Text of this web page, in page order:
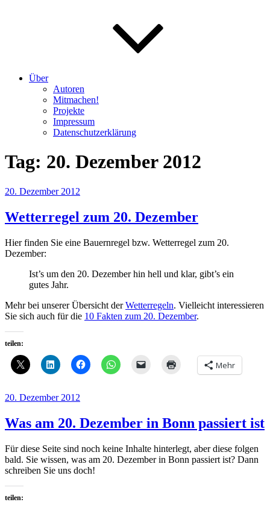
Über
Autoren
Mitmachen!
Projekte
Impressum
Datenschutzerklärung
Tag: 20. Dezember 2012
Veröffentlicht
20. Dezember 2012
Wetterregel zum 20. Dezember
Hier finden Sie eine Bauernregel bzw. Wetterregel zum 20.
Dezember:
Ist’s um den 20. Dezember hin hell und klar, gibt’s ein
gutes Jahr.
Mehr bei unserer Übersicht derWetterregeln. Vielleicht interessieren
Sie sich auch für die 10 Fakten zum 20. Dezember.
teilen:
Mehr
Veröffentlicht
20. Dezember 2012
Was am 20. Dezember in Bonn passiert ist
Für diese Seite sind noch keine Inhalte hinterlegt, aber diese folgen
bald. Sie wissen, was am 20. Dezember in Bonn passiert ist? Dann
schreiben Sie uns doch!
teilen: